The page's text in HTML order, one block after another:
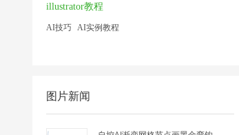
illustrator教程
AI技巧 AI实例教程
图片新闻